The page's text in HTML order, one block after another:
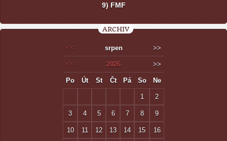
9) FMF
ARCHIV
<< srpen >>
<< 2026 >>
Po Út St Čt Pá So Ne
1 2
3 4 5 6 7 8 9
10 11 12 13 14 15 16